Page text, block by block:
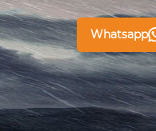
Whatsapp